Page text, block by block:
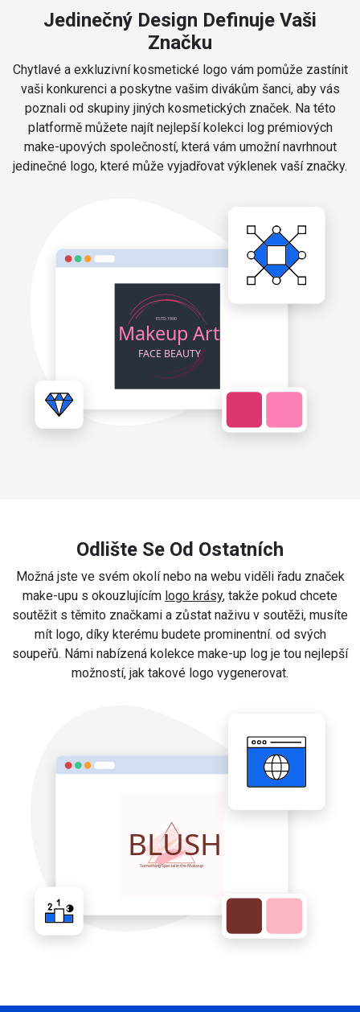
Jedinečný Design Definuje Vaši
Značku
Chytlavé a exkluzivní kosmetické logo vám pomůže zastínit
vaši konkurenci a poskytne vašim divákům šanci, aby vás
poznali od skupiny jiných kosmetických značek. Na této
platformě můžete najít nejlepší kolekci log prémiových
make-upových společností, která vám umožní navrhnout
jedinečné logo, které může vyjadřovat výklenek vaší značky.
Odlište Se Od Ostatních
Možná jste ve svém okolí nebo na webu viděli řadu značek
make-upu s okouzlujícím logo krásy, takže pokud chcete
soutěžit s těmito značkami a zůstat naživu v soutěži, musíte
mít logo, díky kterému budete prominentní. od svých
soupeřů. Námi nabízená kolekce make-up log je tou nejlepší
možností, jak takové logo vygenerovat.